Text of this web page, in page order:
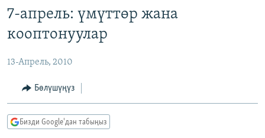
салыңызКЫРГЫЗСТАН
ЭКОНОМИКА
МАДАНИЯТ
ДҮЙНӨ
БОРБОР АЗИЯ
АТАЙЫН ИЛИКТӨӨ
ТВ ПРОГРАММАЛАР
ЭКСПЕРТТЕР ТАЛДАЙТ
ӨЗГӨЧӨ ПИКИР
7-апрель: үмүттөр жана
кооптонуулар
13-Апрель, 2010
Бөлүшүңүз
Бизди Google'дан табыңыз